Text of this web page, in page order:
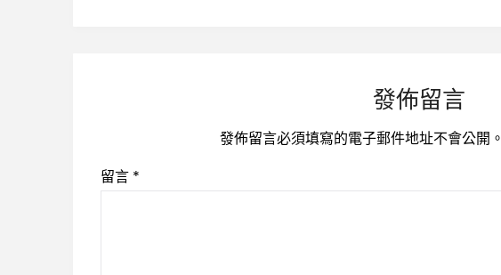
發佈留言
發佈留言必須填寫的電子郵件地址不會公開。
留言 *